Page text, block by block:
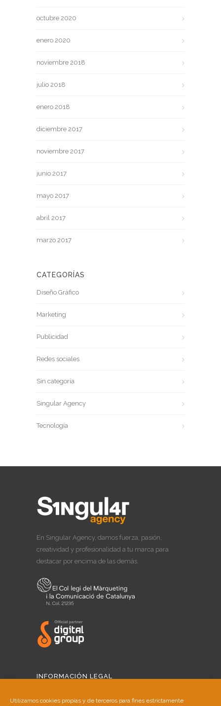
Utilizamos cookies propias y de terceros para fines estrictamente
octubre 2020
enero 2020
noviembre 2018
julio 2018
enero 2018
diciembre 2017
noviembre 2017
junio 2017
mayo 2017
abril 2017
marzo 2017
CATEGORÍAS
Diseño Gráfico
Marketing
Publicidad
Redes sociales
Sin categoría
Singular Agency
Tecnología
En Singular Agency, damos fuerza, pasión,
creatividad y profesionalidad a tu marca para
destacar por encima de las demás.
INFORMACIÓN LEGAL